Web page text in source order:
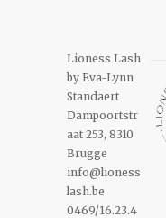
Lioness Lash
by Eva-Lynn
Standaert
Dampoortstr
aat 253, 8310
Brugge
info@lioness
lash.be
0469/16.23.4